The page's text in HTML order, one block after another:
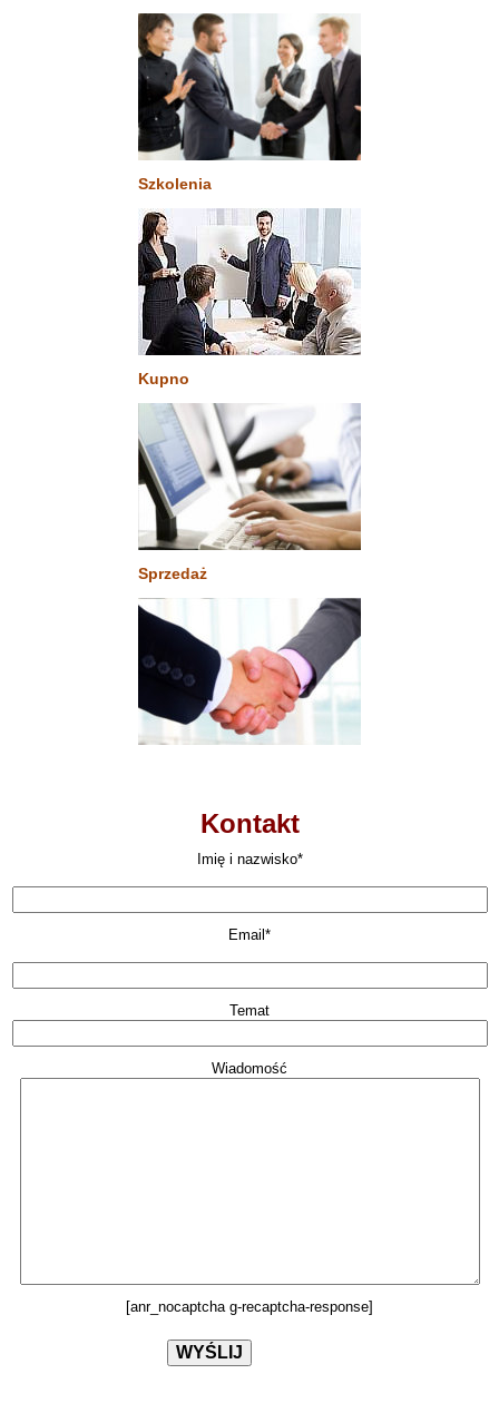
Szkolenia
Kupno
Sprzedaż
Kontakt
Imię i nazwisko*
Email*
Temat
Wiadomość
[anr_nocaptcha g-recaptcha-response]